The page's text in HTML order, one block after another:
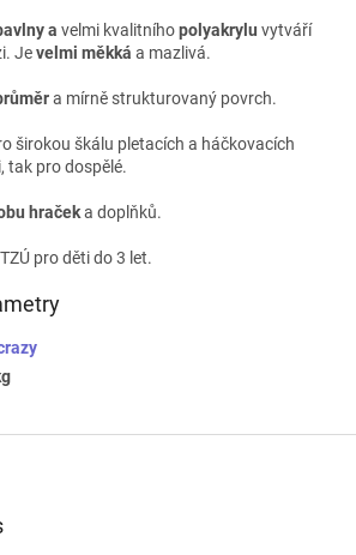
a velmi kvalitníhopolyakrylu vytváří
Jevelmi měkká a mazlivá.
a mírně strukturovaný povrch.
širokou škálu pletacích a háčkovacích
tak pro dospělé.
hračeka doplňků.
pro děti do 3 let.